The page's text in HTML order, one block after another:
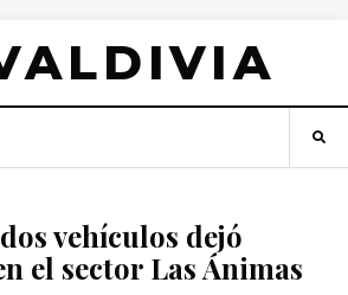
vehículos dejó
el sector Las Ánimas